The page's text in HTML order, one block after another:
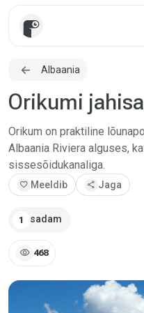
Albaania
Orikumi
Orikum on praktiline
Albaania Riviera alguses,
sissesõidukanaliga.
favorite Meeldib share Jaga
1 sadam
visibility 468